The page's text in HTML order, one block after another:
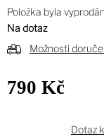
Položka byla
Na dotaz
Možnosti
790 Kč
Dotaz